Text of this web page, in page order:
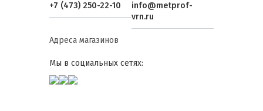
+7 (473) 250-22-10
info@metprof-
vrn.ru
Адреса магазинов
Мы в социальных сетях: